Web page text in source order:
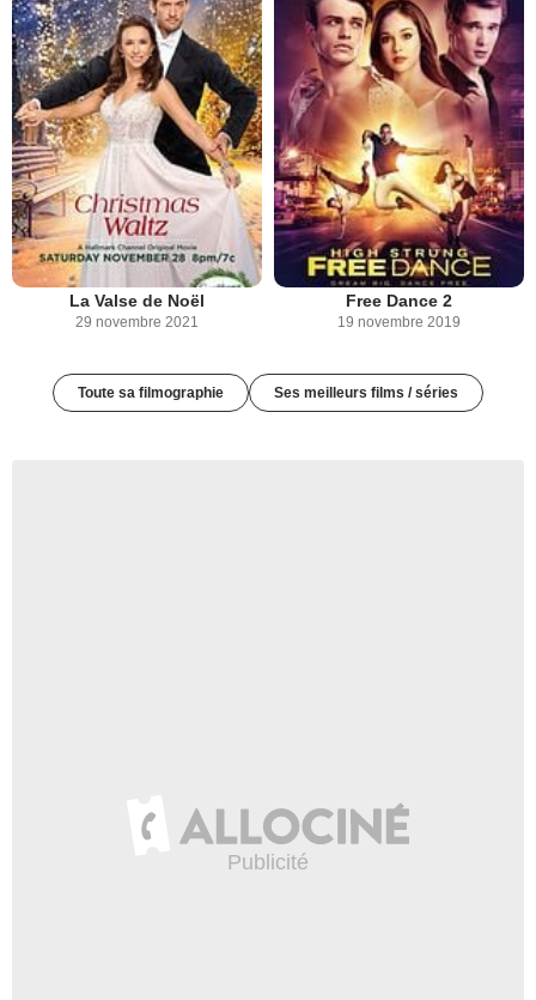
La Valse de Noël
29 novembre 2021
Free Dance 2
19 novembre 2019
Toute sa filmographie Ses meilleurs films / séries